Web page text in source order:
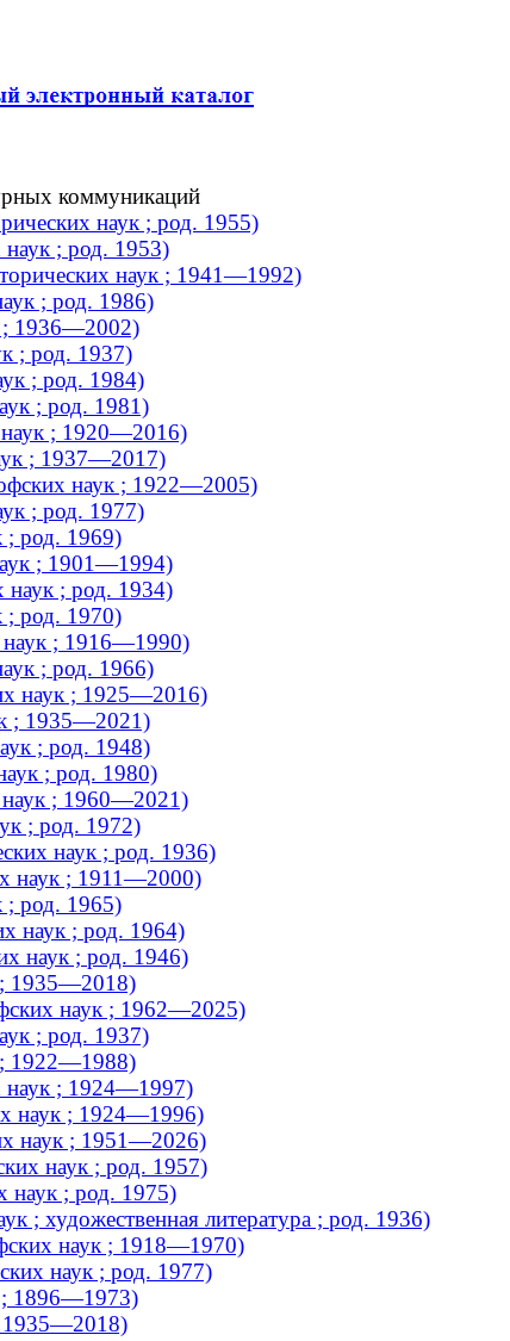
коммуникаций
наук ; род. 1955)
; род. 1953)
наук ; 1941—1992)
; род. 1986)
; 1936—2002)
; род. 1937)
; род. 1984)
; род. 1981)
наук ; 1920—2016)
; 1937—2017)
наук ; 1922—2005)
; род. 1977)
; род. 1969)
; 1901—1994)
; род. 1934)
; род. 1970)
наук ; 1916—1990)
; род. 1966)
наук ; 1925—2016)
; 1935—2021)
; род. 1948)
; род. 1980)
наук ; 1960—2021)
; род. 1972)
наук ; род. 1936)
наук ; 1911—2000)
; род. 1965)
наук ; род. 1964)
наук ; род. 1946)
; 1935—2018)
наук ; 1962—2025)
; род. 1937)
; 1922—1988)
наук ; 1924—1997)
наук ; 1924—1996)
наук ; 1951—2026)
наук ; род. 1957)
наук ; род. 1975)
; художественная литература ; род. 1936)
наук ; 1918—1970)
наук ; род. 1977)
; 1896—1973)
1935—2018)